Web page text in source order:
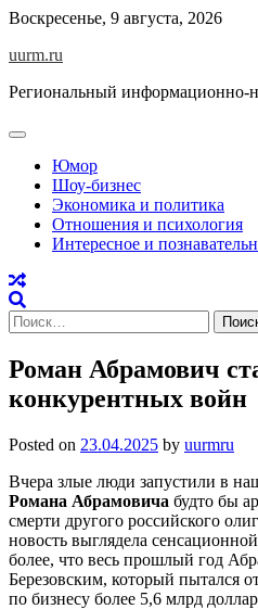
Skip
content
Воскресенье, 9 августа, 2026
uurm.ru
Региональный информационно-
Юмор
Шоу-бизнес
Экономика и политика
Отношения и психология
Интересное и
Найти:
Роман Абрамович
конкурентных войн
Posted on 23.04.2025 by uurmru
Вчера злые люди запустили в
Романа Абрамовича будто бы
смерти другого российского
новость выглядела
более, что весь прошлый год
Березовским, который пытался
по бизнесу более 5,6 млрд